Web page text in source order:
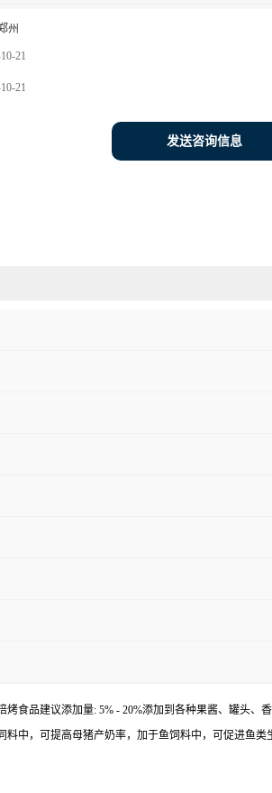
州
21
21
发送咨询信息
食品建议添加量: 5% - 20%添加到各种果酱、罐头
中，可提高母猪产奶率，加于鱼饲料中，可促进鱼类